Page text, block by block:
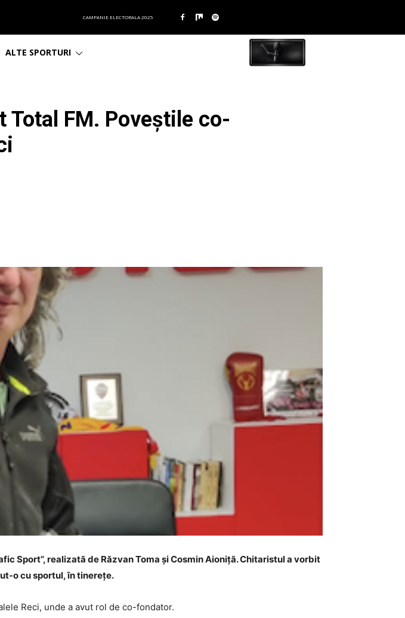
CAMPANIE ELECTORALA 2025
ALTE SPORTURI
FM. Poveștile co-
Sport”, realizată de Răzvan Toma și Cosmin Aioniță. Chitaristul a vorbit
o cu sportul, în tinerețe.
Reci, unde a avut rol de co-fondator.